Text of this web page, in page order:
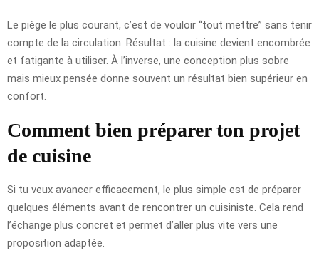
Le piège le plus courant, c’est de vouloir “tout mettre” sans tenir
compte de la circulation. Résultat : la cuisine devient encombrée
et fatigante à utiliser. À l’inverse, une conception plus sobre
mais mieux pensée donne souvent un résultat bien supérieur en
confort.
Comment bien préparer ton projet
de cuisine
Si tu veux avancer efficacement, le plus simple est de préparer
quelques éléments avant de rencontrer un cuisiniste. Cela rend
l’échange plus concret et permet d’aller plus vite vers une
proposition adaptée.